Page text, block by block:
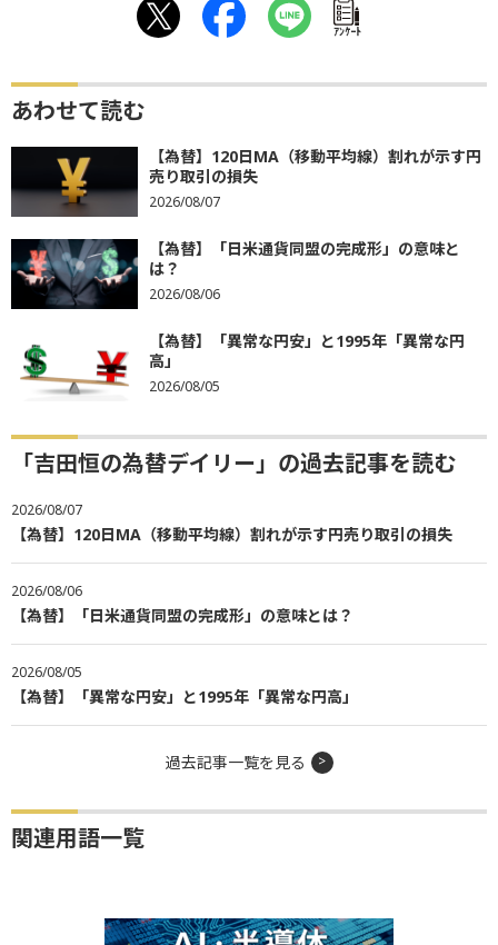
ｱﾝｹｰﾄ
あわせて読む
【為替】120日MA（移動平均線）割れが示す円
売り取引の損失
2026/08/07
【為替】「日米通貨同盟の完成形」の意味と
は？
2026/08/06
【為替】「異常な円安」と1995年「異常な円
高」
2026/08/05
「吉田恒の為替デイリー」の過去記事を読む
2026/08/07
【為替】120日MA（移動平均線）割れが示す円売り取引の損失
2026/08/06
【為替】「日米通貨同盟の完成形」の意味とは？
2026/08/05
【為替】「異常な円安」と1995年「異常な円高」
過去記事一覧を見る
関連用語一覧